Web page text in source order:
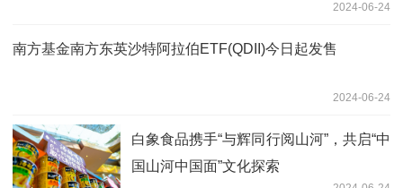
2024-06-24
南方基金南方东英沙特阿拉伯ETF(QDII)今日起发售
2024-06-24
白象食品携手“与辉同行阅山河”，共启“中
国山河中国面”文化探索